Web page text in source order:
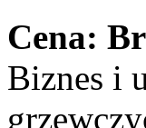
Cena:
Biznes i